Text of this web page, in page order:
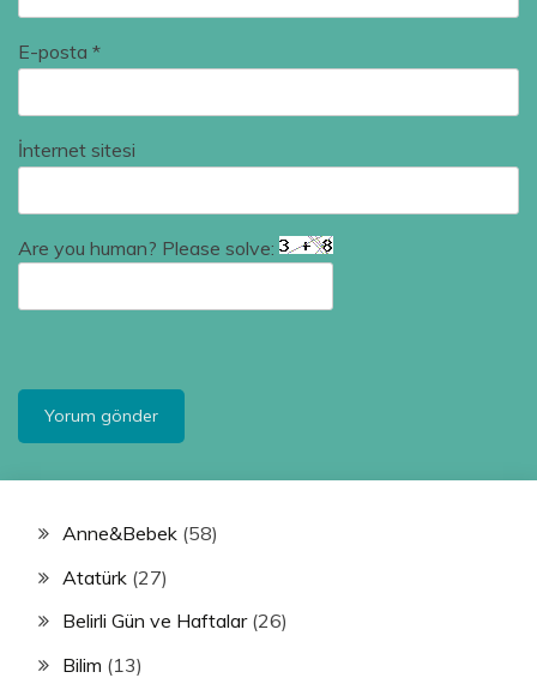
E-posta *
İnternet sitesi
Are you human? Please solve:
Anne&Bebek (58)
Atatürk (27)
Belirli Gün ve Haftalar(26)
Bilim (13)